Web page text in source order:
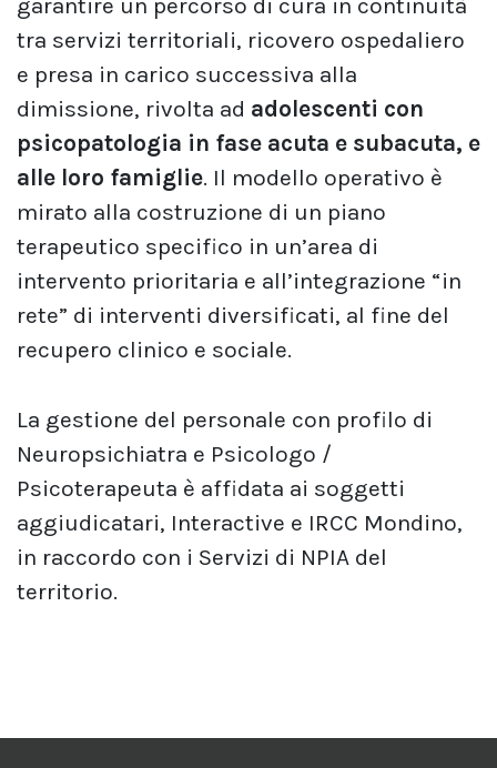
tra servizi territoriali, ricovero ospedaliero
e presa in carico successiva alla
dimissione, rivolta ad adolescenti con
psicopatologia in fase acuta e subacuta, e
alle loro famiglie. Il modello operativo è
mirato alla costruzione di un piano
terapeutico specifico in un’area di
intervento prioritaria e all’integrazione “in
rete” di interventi diversificati, al fine del
recupero clinico e sociale.
La gestione del personale con profilo di
Neuropsichiatra e Psicologo /
Psicoterapeuta è affidata ai soggetti
aggiudicatari, Interactive e IRCC Mondino,
in raccordo con i Servizi di NPIA del
territorio.